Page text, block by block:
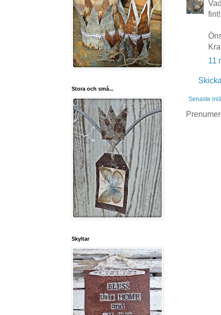
fint!
11
Senaste
Stora och små...
Skyltar